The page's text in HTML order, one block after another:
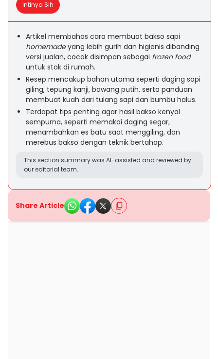
Intinya Sih
Artikel membahas cara membuat bakso sapi
homemadeyang lebih gurih dan higienis dibanding
versi jualan, cocok disimpan sebagai frozen food
untuk stok di rumah.
Resep mencakup bahan utama seperti daging sapi
giling, tepung kanji, bawang putih, serta panduan
membuat kuah dari tulang sapi dan bumbu halus.
Terdapat tips penting agar hasil bakso kenyal
sempurna, seperti memakai daging segar,
menambahkan es batu saat menggiling, dan
merebus bakso dengan teknik bertahap.
This section summary was AI-assisted and reviewed by
our editorial team.
Share Article